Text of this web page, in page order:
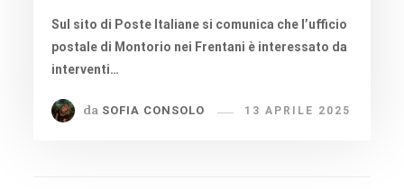
Sul sito di Poste Italiane si comunica che l’ufficio
postale di Montorio nei Frentani è interessato da
interventi…
da SOFIA CONSOLO 13 APRILE 2025